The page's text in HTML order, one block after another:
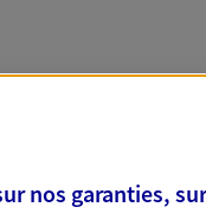
nos garanties,